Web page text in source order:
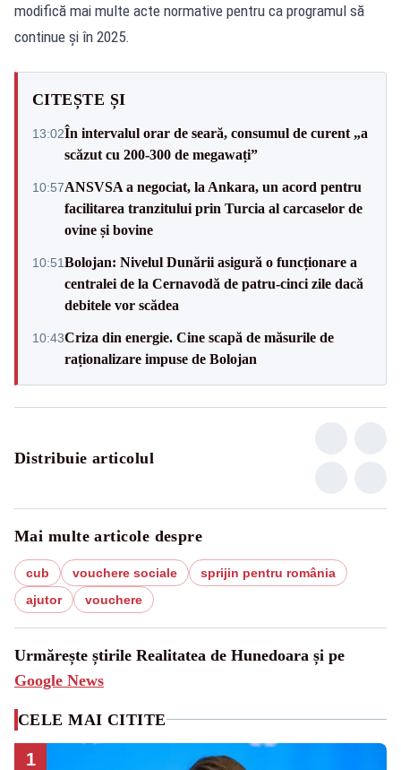
modifică mai multe acte normative pentru ca programul să
continue și în 2025.
CITEȘTE ȘI
13:02În intervalul orar de seară, consumul de curent „a
scăzut cu 200-300 de megawați”
10:57ANSVSA a negociat, la Ankara, un acord pentru
facilitarea tranzitului prin Turcia al carcaselor de
ovine și bovine
10:51Bolojan: Nivelul Dunării asigură o funcționare a
centralei de la Cernavodă de patru-cinci zile dacă
debitele vor scădea
10:43Criza din energie. Cine scapă de măsurile de
raționalizare impuse de Bolojan
Distribuie articolul
Mai multe articole despre
cub vouchere sociale
sprijin pentru românia
ajutor
vouchere
Urmărește știrile Realitatea de Hunedoara și pe
Google News
CELE MAI CITITE
1